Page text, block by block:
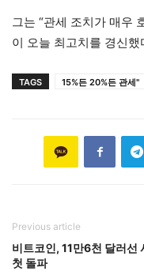
그는 “관세 조치가 매우
이 오늘 최고치를 경신했
TAGS 15%든 20%든 관세"
Previous article
비트코인, 11만6천 달러선
첫 돌파